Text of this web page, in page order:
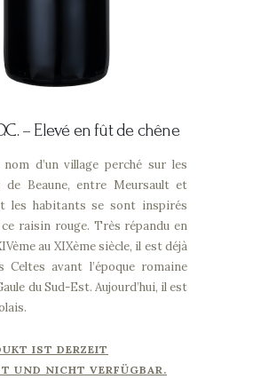
– Elevé en fût de chêne
d’un village perché sur les
de Beaune, entre Meursault et
les habitants se sont inspirés
raisin rouge. Très répandu en
au XIXème siècle, il est déjà
Celtes avant l’époque romaine
du Sud-Est. Aujourd’hui, il est
IST DERZEIT
UND NICHT VERFÜGBAR.